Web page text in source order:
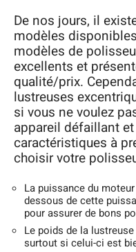
De nos jours, il
modèles
modèles de
excellents et
qualité/prix.
lustreuses
si vous ne voulez
appareil défaillant
caractéristiques à
choisir votre
La puissance du
dessous de cette
pour assurer de bons
Le poids de la
surtout si celui-ci est